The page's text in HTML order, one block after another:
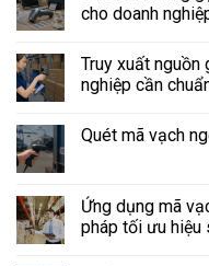
cho doanh
Truy xuất nguồn
nghiệp cần
Quét mã vạch
Ứng dụng mã
pháp tối ưu hiệu